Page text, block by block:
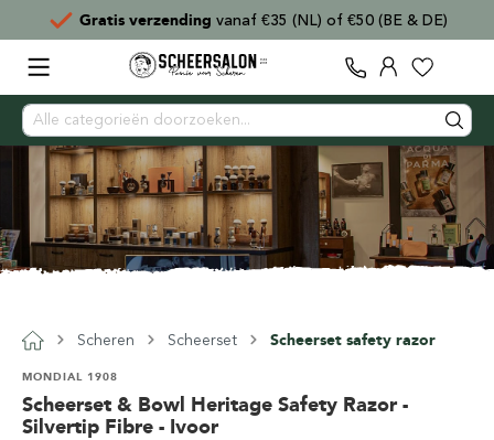
Gratis verzending vanaf €35 (NL) of €50 (BE & DE)
Scheren Scheerset Scheerset safety razor
Scheerset & Bowl Heritage Safety Razor -
Silvertip Fibre - Ivoor
MONDIAL 1908